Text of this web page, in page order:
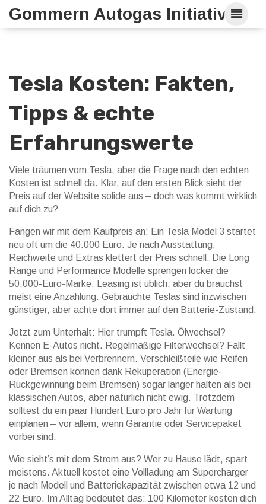
Gommern Autogas Initiative
Tesla Kosten: Fakten,
Tipps & echte
Erfahrungswerte
Viele träumen vom Tesla, aber die Frage nach den echten
Kosten ist schnell da. Klar, auf den ersten Blick sieht der
Preis auf der Website solide aus – doch was kommt wirklich
auf dich zu?
Fangen wir mit dem Kaufpreis an: Ein Tesla Model 3 startet
neu oft um die 40.000 Euro. Je nach Ausstattung,
Reichweite und Extras klettert der Preis schnell. Die Long
Range und Performance Modelle sprengen locker die
50.000-Euro-Marke. Leasing ist üblich, aber du brauchst
meist eine Anzahlung. Gebrauchte Teslas sind inzwischen
günstiger, aber achte dort immer auf den Batterie-Zustand.
Jetzt zum Unterhalt: Hier trumpft Tesla. Ölwechsel?
Kennen E-Autos nicht. Regelmäßige Filterwechsel? Fällt
kleiner aus als bei Verbrennern. Verschleißteile wie Reifen
oder Bremsen können dank Rekuperation (Energie-
Rückgewinnung beim Bremsen) sogar länger halten als bei
klassischen Autos, aber natürlich nicht ewig. Trotzdem
solltest du ein paar Hundert Euro pro Jahr für Wartung
einplanen – vor allem, wenn Garantie oder Servicepaket
vorbei sind.
Wie sieht’s mit dem Strom aus? Wer zu Hause lädt, spart
meistens. Aktuell kostet eine Vollladung am Supercharger
je nach Modell und Batteriekapazität zwischen etwa 12 und
22 Euro. Im Alltag bedeutet das: 100 Kilometer kosten dich